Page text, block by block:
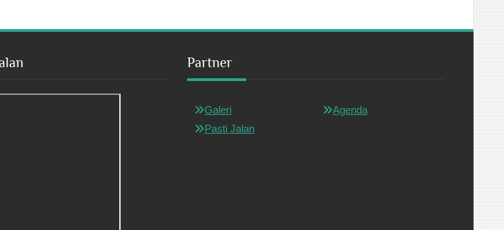
Partner
Galeri
Pasti Jalan
Agenda